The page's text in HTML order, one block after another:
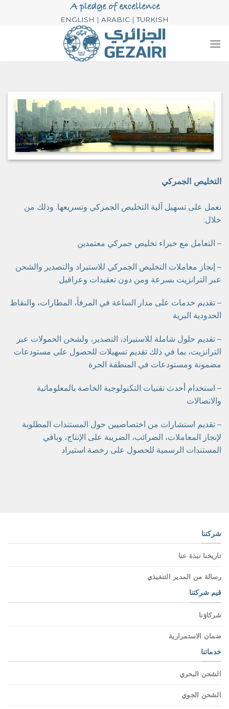
ENGLISH | ARABIC |TURKISH
التخليص الجمركي
نعمل على تسهيل آلية التخليص الجمركي وتسريعها. وذلك من
خلال:
– التعامل مع خبراء تخليص جمركي معتمدين
– إنجاز معاملات التخليص الجمركي للاستيراد والتصدير والشحن
عبر الترانزيت بسرعة ومن دون تعقيدات وعراقيل
– تقديم خدمات على مدار الساعة في المرفأ، المطارات، والنقاط
الحدودية البرية
– تقديم حلول شاملة للاستيراد، التصدير، ولشحن الحمولات عبر
الترانزيت، بما في ذلك تقديم تسهيلات للحصول على مستودعات
مضمونة ومستودعات في المنطقة الحرة
– استخدام أحدث تقنيات التكنولوجية الخاصة بالمعلوماتية
والاتصالات
– تقديم استشارات من اختصاصيين حول المستندات المطلوبة
لإنجاز المعاملات، الضرائب، الضريبة على الإنتاج، وباقي
المستندات الرسمية للحصول على رخصة استيراد
شركتنا
تاريخنا نبذة عنا
رسالة من المدير التنفيذي
قيم شركتنا
شركاؤنا
ضمان الاستمرارية
خدماتنا
الشحن البحري
الشحن الجوي